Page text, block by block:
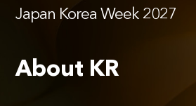
Japan Korea Week 2027
About KR